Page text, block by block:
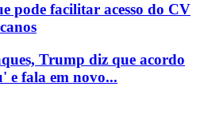
pode facilitar acesso do CV
Trump diz que acordo
e fala em novo...